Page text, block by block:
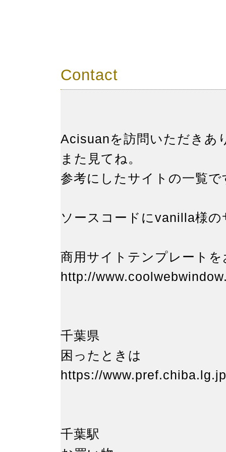
Contact
Acisuanを訪問いただき
また見てね。
参考にしたサイトの一
ソースコードにvanilla様
商用サイトテンプレー
http://
千葉県
困ったときは
https://
千葉駅